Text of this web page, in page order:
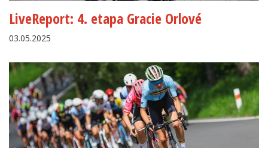
LiveReport: 4. etapa Gracie Orlové
03.05.2025